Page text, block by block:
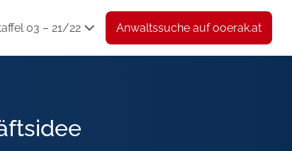
03 – 21/22 Anwaltssuche auf ooerak.at